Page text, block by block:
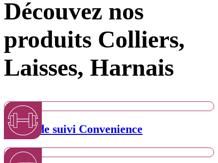
Découvez nos
produits Colliers,
Laisses, Harnais
Laisse de suivi Convenience